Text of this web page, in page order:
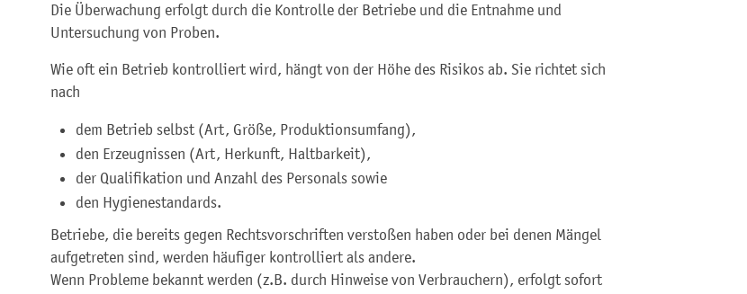
Die Überwachung erfolgt durch die Kontrolle der Betriebe und die Entnahme und
Untersuchung von Proben.
Wie oft ein Betrieb kontrolliert wird, hängt von der Höhe des Risikos ab. Sie richtet sich
nach
dem Betrieb selbst (Art, Größe, Produktionsumfang),
den Erzeugnissen (Art, Herkunft, Haltbarkeit),
der Qualifikation und Anzahl des Personals sowie
den Hygienestandards.
Betriebe, die bereits gegen Rechtsvorschriften verstoßen haben oder bei denen Mängel
aufgetreten sind, werden häufiger kontrolliert als andere.
Wenn Probleme bekannt werden (z.B. durch Hinweise von Verbrauchern), erfolgt sofort